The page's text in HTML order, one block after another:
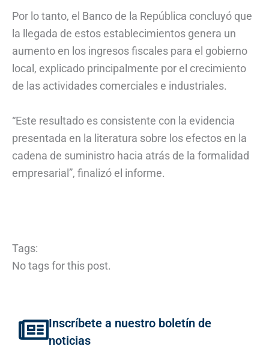
Por lo tanto, el Banco de la República concluyó que
la llegada de estos establecimientos genera un
aumento en los ingresos fiscales para el gobierno
local, explicado principalmente por el crecimiento
de las actividades comerciales e industriales.
“Este resultado es consistente con la evidencia
presentada en la literatura sobre los efectos en la
cadena de suministro hacia atrás de la formalidad
empresarial”, finalizó el informe.
Tags:
No tags for this post.
Inscríbete a nuestro boletín de
noticias